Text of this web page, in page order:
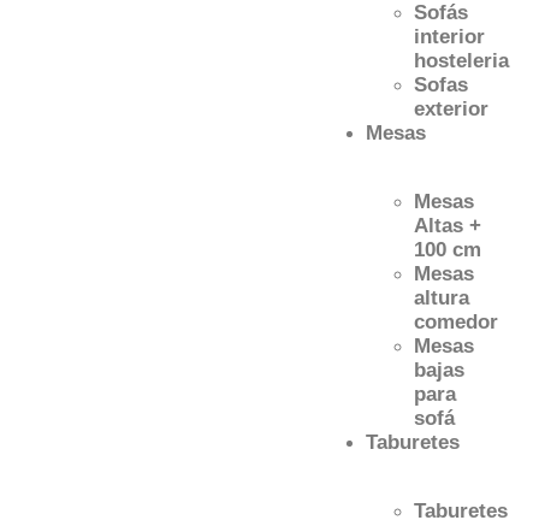
Sofás
interior
hosteleria
Sofas
exterior
Mesas
Mesas
Altas +
100 cm
Mesas
altura
comedor
Mesas
bajas
para
sofá
Taburetes
Taburetes